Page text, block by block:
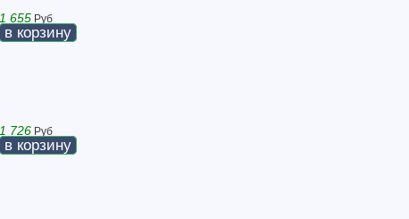
1 655 Руб
в корзину
1 726 Руб
в корзину